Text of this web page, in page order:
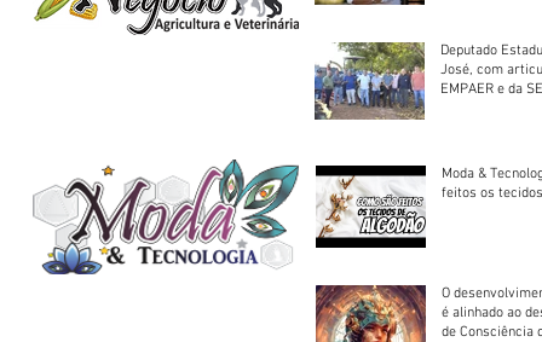
Deputado
José, com
EMPAER e da
Moda &
feitos os
O
é alinhado ao
de Consciência